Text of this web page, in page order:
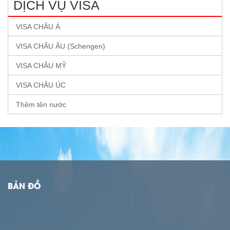
DỊCH VỤ VISA
VISA CHÂU Á
VISA CHÂU ÂU (Schengen)
VISA CHÂU MỸ
VISA CHÂU ÚC
Thêm tên nước
BẢN ĐỒ